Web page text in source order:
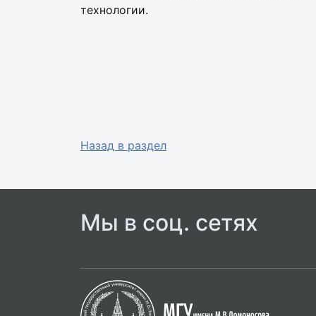
технологии.
Назад в раздел
Мы в соц. сетях